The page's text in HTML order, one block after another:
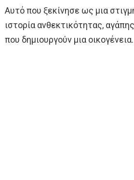
Αυτό που ξεκίνησε ως μια
ιστορία ανθεκτικότητας,
που δημιουργούν μια οικογένεια.